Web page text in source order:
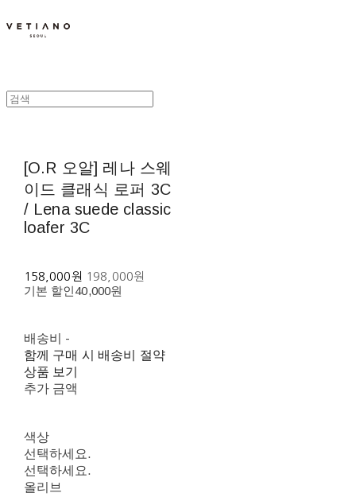
[O.R 오알] 레나 스웨
이드 클래식 로퍼 3C
/ Lena suede classic
loafer 3C
158,000원 198,000원
기본 할인40,000원
배송비 -
함께 구매 시 배송비 절약
상품 보기
추가 금액
색상
선택하세요.
선택하세요.
올리브